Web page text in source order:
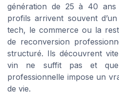
génération de 25 à 40
profils arrivent souvent
tech, le commerce ou la
de reconversion
structuré. Ils découvrent
vin ne suffit pas et que
professionnelle impose un
de vie.